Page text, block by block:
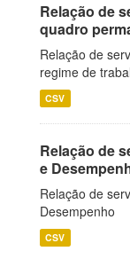
Relação de
quadro
Relação de
regime de
CSV
Relação de
e
Relação de
Desempenho
CSV